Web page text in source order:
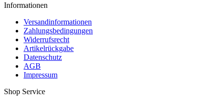
Informationen
Versandinformationen
Zahlungsbedingungen
Widerrufsrecht
Artikelrückgabe
Datenschutz
AGB
Impressum
Shop Service